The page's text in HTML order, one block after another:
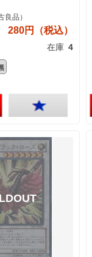
良品）
280円（税込）
在庫 4